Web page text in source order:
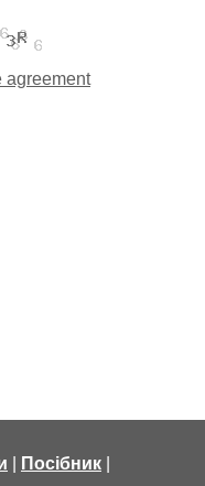
agreement
Посібник